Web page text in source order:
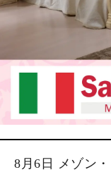
8月6日 メゾン